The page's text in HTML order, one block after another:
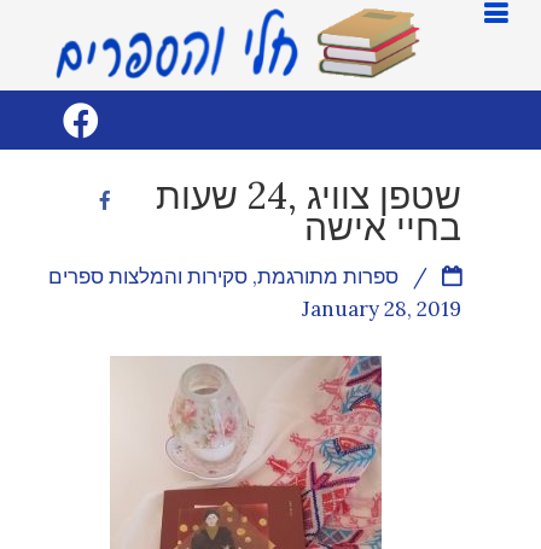
שטפן צוויג ,24 שעות
בחיי אישה
ספרות מתורגמת, סקירות והמלצות ספרים
/
January 28, 2019